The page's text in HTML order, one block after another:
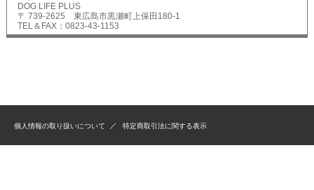
DOG LIFE PLUS
〒 739-2625 東広島市黒瀬町上保田180-1
TEL＆FAX：0823-43-1153
個人情報の取り扱いについて 特定商取引法に関する表示